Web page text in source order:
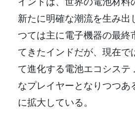
新たに明確な潮流を生み出
つては主に電子機器の最終
てきたインドだが、現在で
て進化する電池エコシステ
なプレイヤーとなりつつあ
に拡大している。